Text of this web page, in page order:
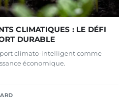
CLIMATIQUES : LE DÉFI
DURABLE
climato-intelligent comme
économique.